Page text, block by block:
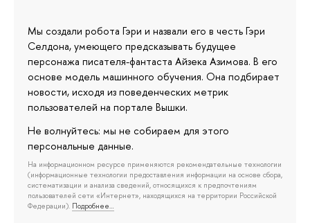
Мы создали робота Гэри и назвали его в честь Гэри
Селдона, умеющего предсказывать будущее
персонажа писателя-фантаста Айзека Азимова. В его
основе модель машинного обучения. Она подбирает
новости, исходя из поведенческих метрик
пользователей на портале Вышки.
Не волнуйтесь: мы не собираем для этого
персональные данные.
На информационном ресурсе применяются рекомендательные технологии
(информационные технологии предоставления информации на основе сбора,
систематизации и анализа сведений, относящихся к предпочтениям
пользователей сети «Интернет», находящихся на территории Российской
Федерации). Подробнее…